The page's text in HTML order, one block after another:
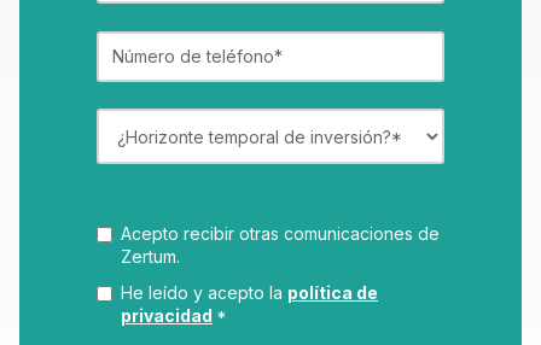
Acepto recibir otras comunicaciones de
Zertum.
He leído y acepto la política de
privacidad *